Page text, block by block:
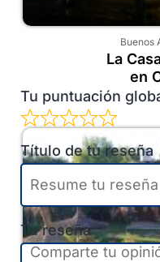
Buenos
La
en
Tu puntuación
Título de tu reseña
Tu reseña